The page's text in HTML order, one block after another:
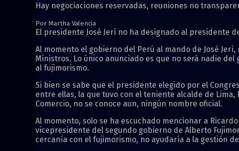
Hay negociaciones reservadas, reuniones no
Por Martha Valencia
El presidente José Jerí no ha designado al presidente
Al momento el gobierno del Perú al mando de José
Ministros. Lo único anunciado es que no será nadie
al fujimorismo.
Si bien se sabe que el presidente elegido por el
entre ellas, la que tuvo con el teniente alcalde de
Comercio, no se conoce aun, ningún nombre oficial.
Al momento, solo se ha escuchado mencionar a
vicepresidente del segundo gobierno de Alberto
cercanía con el fujimorismo, no ayudaría a la gestión